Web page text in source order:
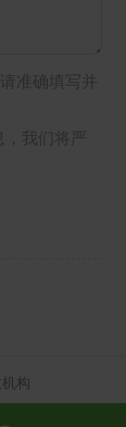
准确填写并
我们将严
构